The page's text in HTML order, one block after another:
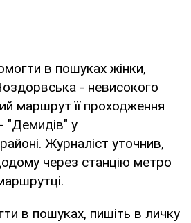
в пошуках жінки,
- невисокого
маршрут її проходження
"Демидів" у
Журналіст уточнив,
через станцію метро
в пошуках, пишіть в личку